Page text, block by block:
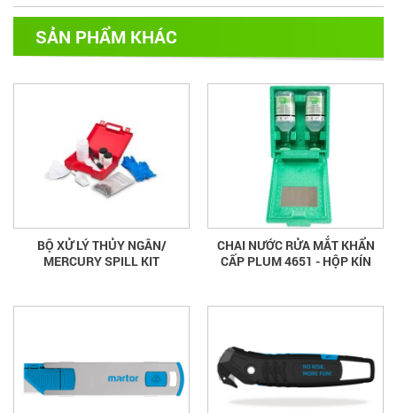
SẢN PHẨM KHÁC
BỘ XỬ LÝ THỦY NGÂN/
MERCURY SPILL KIT
CHAI NƯỚC RỬA MẮT KHẨN
CẤP PLUM 4651 - HỘP KÍN